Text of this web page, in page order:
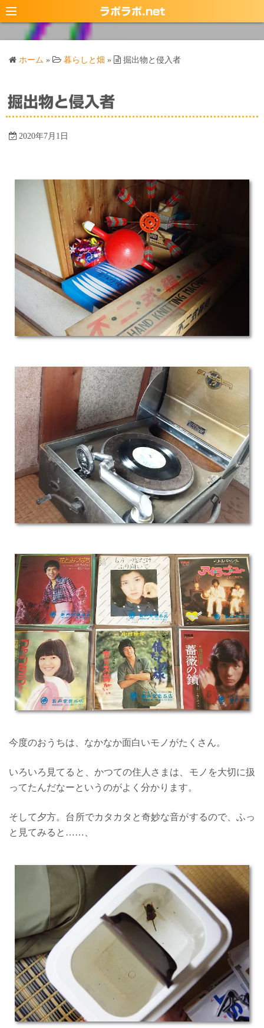
コ
ン
ス
キ
ラポラポ.net
ホーム » 暮らしと畑 » 掘出物と侵入者
掘出物と侵入者
2020年7月1日
今度のおうちは、なかなか面白いモノがたくさん。
いろいろ見てると、かつての住人さまは、モノを大切に扱
ってたんだなーというのがよく分かります。
そして夕方。台所でカタカタと奇妙な音がするので、ふっ
と見てみると……、